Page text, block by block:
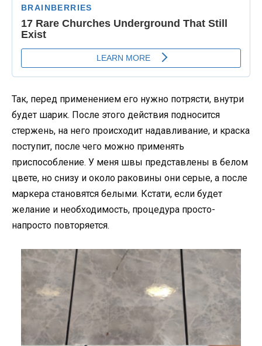
Так, перед применением его нужно потрясти, внутри
будет шарик. После этого действия подносится
стержень, на него происходит надавливание, и краска
поступит, после чего можно применять
приспособление. У меня швы представлены в белом
цвете, но снизу и около раковины они серые, а после
маркера становятся белыми. Кстати, если будет
желание и необходимость, процедура просто-
напросто повторяется.